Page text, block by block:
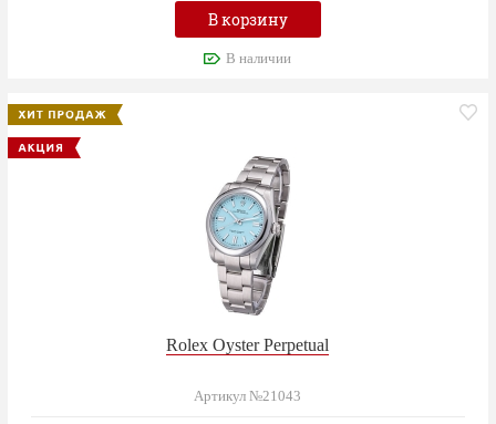
В корзину
В наличии
Rolex Oyster Perpetual
Артикул №21043